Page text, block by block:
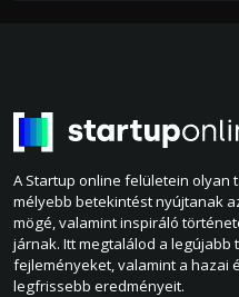
A Startup online felületein olyan
mélyebb betekintést nyújtanak
mögé, valamint inspiráló
járnak. Itt megtalálod a legújabb
fejleményeket, valamint a hazai
legfrissebb eredményeit.